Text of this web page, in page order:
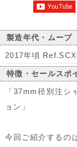
製造年代・ムーブ
2017年頃
特徴・セールスポ
「37mm径別注シ
ョン」
今回ご紹介するの